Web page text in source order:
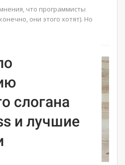
что программисты
они этого хотят). Но
слогана
и лучшие